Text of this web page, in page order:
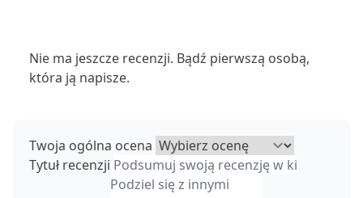
Nie ma jeszcze recenzji. Bądź pierwszą osobą,
która ją napisze.
Twoja ogólna ocena
Tytuł recenzji